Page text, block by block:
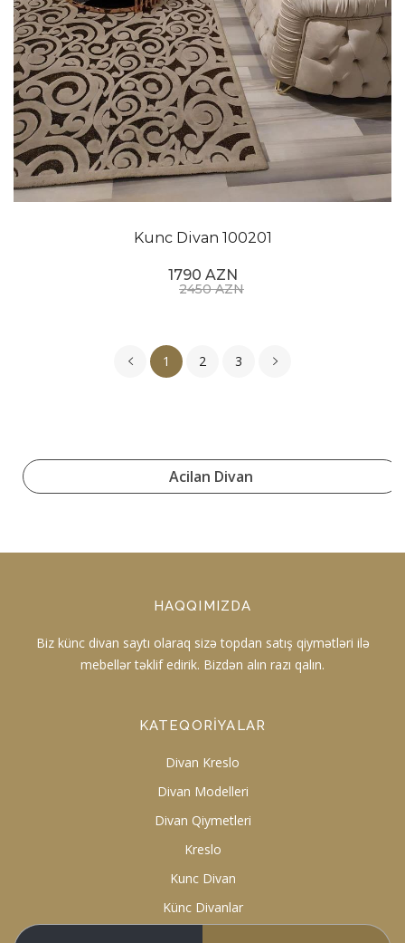
Kunc Divan 100201
1790 AZN
2450 AZN
1 2 3
Acilan Divan
HAQQIMIZDA
Biz künc divan saytı olaraq sizə topdan satış qiymətləri ilə
mebellər təklif edirik. Bizdən alın razı qalın.
KATEQORIYALAR
Divan Kreslo
Divan Modelleri
Divan Qiymetleri
Kreslo
Kunc Divan
Künc Divanlar